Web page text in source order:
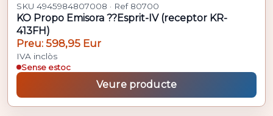
SKU 4945984807008 · Ref 80700
KO Propo Emisora ??Esprit-IV (receptor KR-
413FH)
Preu: 598,95 Eur
IVA inclòs
Sense estoc
Veure producte